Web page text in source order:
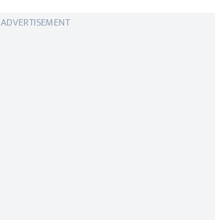
ADVERTISEMENT